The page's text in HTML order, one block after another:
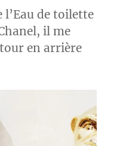
l’Eau de toilette
il me
en arrière